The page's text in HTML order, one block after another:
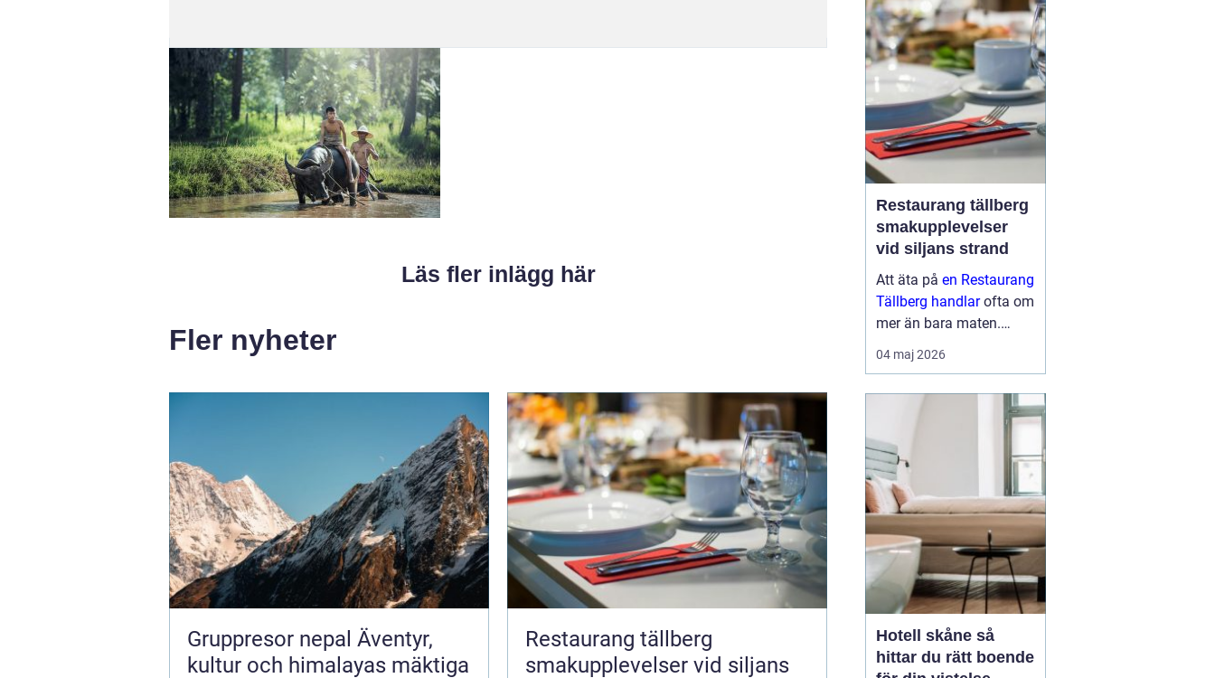
Läs fler inlägg här
Fler nyheter
Gruppresor nepal Äventyr,
kultur och himalayas mäktiga
Restaurang tällberg
smakupplevelser vid siljans
trygghet, gemenskap...
Restaurang tällberg
smakupplevelser
vid siljans strand
Att äta på en Restaurang
Tällberg handlarofta om
mer än bara maten.
Många gäster beskriver
en helhetsupplevelse där
genuina dalakulturen
och doften av nylagad
mat från lokala r...
04 maj 2026
Hotell skåne så
hittar du rätt boende